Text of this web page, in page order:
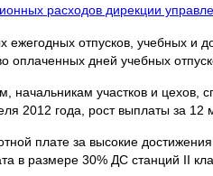
расходов дирекции
ежегодных отпусков, учебных и
оплаченных дней учебных
начальникам участков и цехов,
2012 года, рост выплаты за
плате за высокие
в размере 30% ДС станций II